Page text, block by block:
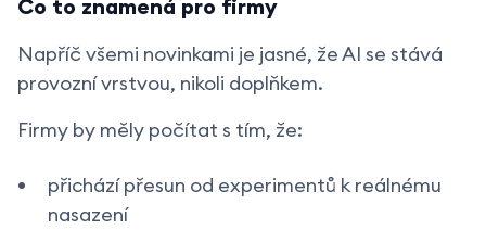
Co to znamená pro firmy
Napříč všemi novinkami je jasné, že AI se stává
provozní vrstvou, nikoli doplňkem.
Firmy by měly počítat s tím, že:
přichází přesun od experimentů k reálnému
nasazení